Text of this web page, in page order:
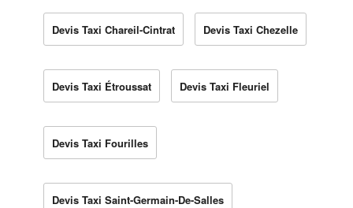
Devis Taxi Chareil-Cintrat Devis Taxi Chezelle
Devis Taxi Étroussat Devis Taxi Fleuriel
Devis Taxi Fourilles
Devis Taxi Saint-Germain-De-Salles